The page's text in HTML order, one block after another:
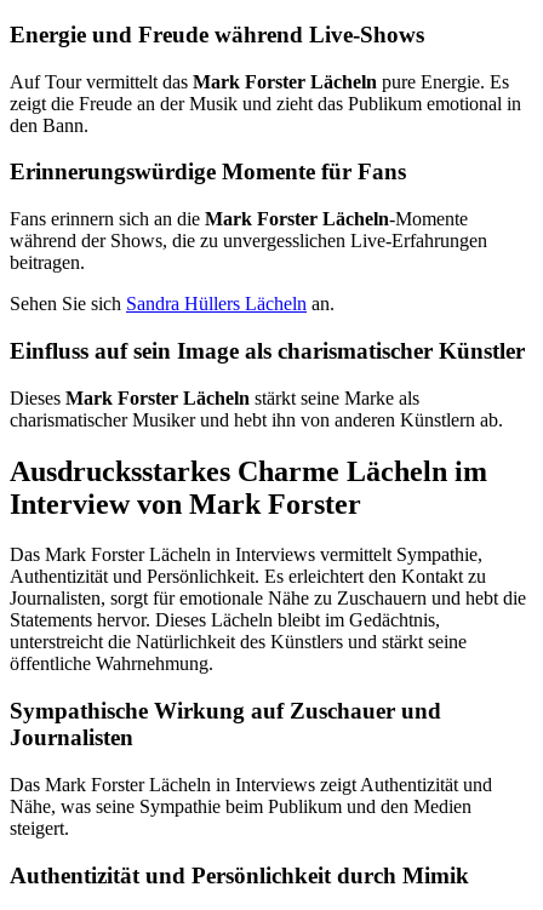
Energie und Freude während Live-Shows
Auf Tour vermittelt das Mark Forster Lächeln pure Energie. Es
zeigt die Freude an der Musik und zieht das Publikum emotional in
den Bann.
Erinnerungswürdige Momente für Fans
Fans erinnern sich an die Mark Forster Lächeln-Momente
während der Shows, die zu unvergesslichen Live-Erfahrungen
beitragen.
Sehen Sie sich Sandra Hüllers Lächeln an.
Einfluss auf sein Image als charismatischer Künstler
Dieses Mark Forster Lächeln stärkt seine Marke als
charismatischer Musiker und hebt ihn von anderen Künstlern ab.
Ausdrucksstarkes Charme Lächeln im
Interview von Mark Forster
Das Mark Forster Lächeln in Interviews vermittelt Sympathie,
Authentizität und Persönlichkeit. Es erleichtert den Kontakt zu
Journalisten, sorgt für emotionale Nähe zu Zuschauern und hebt die
Statements hervor. Dieses Lächeln bleibt im Gedächtnis,
unterstreicht die Natürlichkeit des Künstlers und stärkt seine
öffentliche Wahrnehmung.
Sympathische Wirkung auf Zuschauer und
Journalisten
Das Mark Forster Lächeln in Interviews zeigt Authentizität und
Nähe, was seine Sympathie beim Publikum und den Medien
steigert.
Authentizität und Persönlichkeit durch Mimik